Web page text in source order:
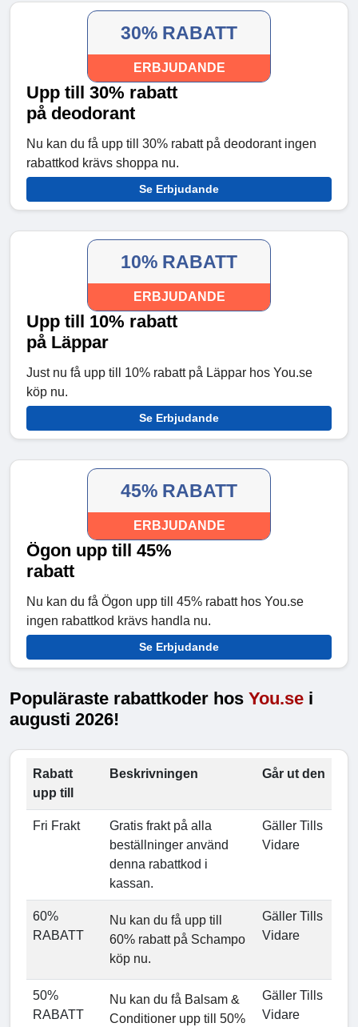
30% RABATT
ERBJUDANDE
Upp till 30% rabatt
på deodorant
Nu kan du få upp till 30% rabatt på deodorant ingen
rabattkod krävs shoppa nu.
Se Erbjudande
10% RABATT
ERBJUDANDE
Upp till 10% rabatt
på Läppar
Just nu få upp till 10% rabatt på Läppar hos You.se
köp nu.
Se Erbjudande
45% RABATT
ERBJUDANDE
Ögon upp till 45%
rabatt
Nu kan du få Ögon upp till 45% rabatt hos You.se
ingen rabattkod krävs handla nu.
Se Erbjudande
Populäraste rabattkoder hos You.se i
augusti 2026!
Rabatt
upp till
Beskrivningen Går ut den
Fri Frakt
Gratis frakt på alla
beställninger använd
denna rabattkod i
kassan.
Gäller Tills
Vidare
60%
RABATT
Nu kan du få upp till
60% rabatt på Schampo
köp nu.
Gäller Tills
Vidare
50%
RABATT
Nu kan du få Balsam &
Conditioner upp till 50%
Gäller Tills
Vidare